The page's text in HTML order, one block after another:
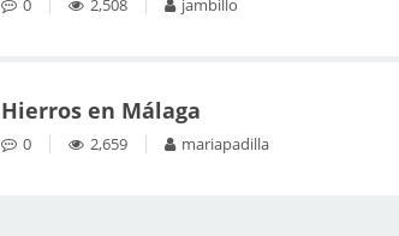
0 2,508 jambillo
Hierros en Málaga
0 2,659 mariapadilla